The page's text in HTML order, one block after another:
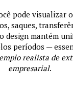
pode visualizar
saques,
design mantém
períodos —
realista de
empresarial.